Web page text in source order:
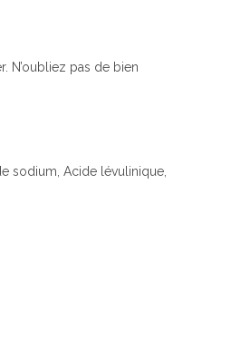
N’oubliez pas de bien
sodium, Acide lévulinique,